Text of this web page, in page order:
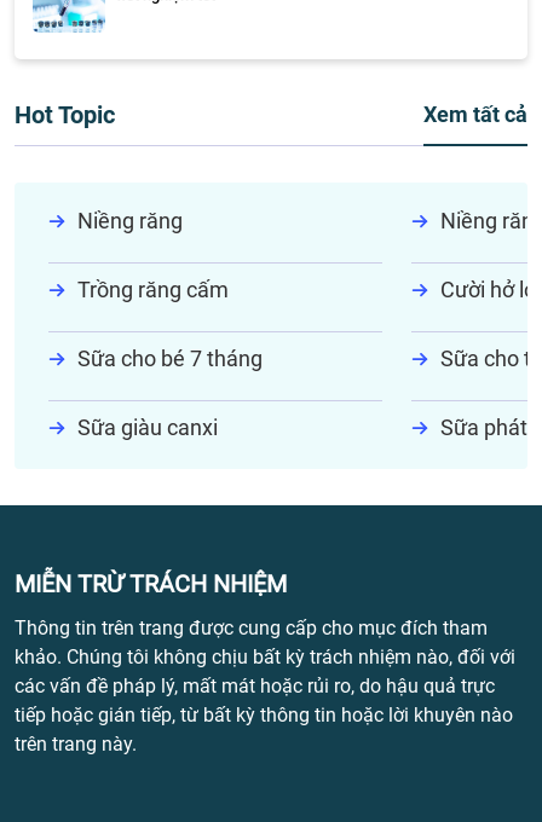
Hot Topic Xem tất cả
Niềng răng Niềng
Trồng răng cấm Cười hở lợi
Sữa cho bé 7 tháng Sữa cho
Sữa giàu canxi Sữa phát
MIỄN TRỪ TRÁCH NHIỆM
Thông tin trên trang được cung cấp cho mục đích tham
khảo. Chúng tôi không chịu bất kỳ trách nhiệm nào, đối với
các vấn đề pháp lý, mất mát hoặc rủi ro, do hậu quả trực
tiếp hoặc gián tiếp, từ bất kỳ thông tin hoặc lời khuyên nào
trên trang này.